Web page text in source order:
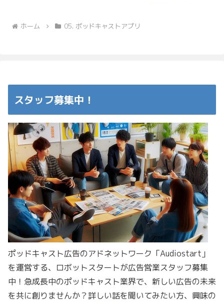
ホーム 05. ポッドキャストアプリ
スタッフ募集中！
ポッドキャスト広告のアドネットワーク「Audiostart」
を運営する、ロボットスタートが広告営業スタッフ募集
中！急成長中のポッドキャスト業界で、新しい広告の未来
を共に創りませんか？詳しい話を聞いてみたい方、興味の